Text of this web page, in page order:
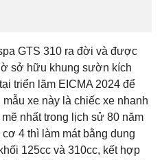
GTS 310 ra đời và được
sở hữu khung sườn kích
triển lãm EICMA 2024 để
xe này là chiếc xe nhanh
nhất trong lịch sử 80 năm
4 thì làm mát bằng dung
125cc và 310cc, kết hợp